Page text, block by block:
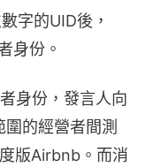
字的UID後，
身份。
身份，發言人向
的經營者間測
版Airbnb。而消